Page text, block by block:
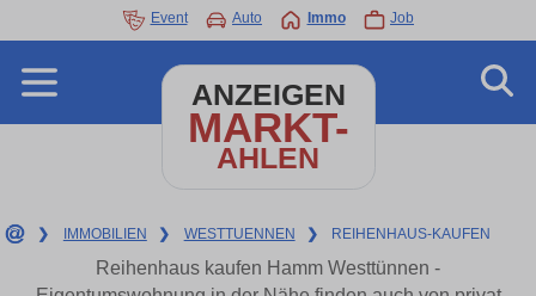
Event Auto Immo Job
ANZEIGEN
MARKT-
AHLEN
❯ IMMOBILIEN ❯ WESTTUENNEN ❯ REIHENHAUS-KAUFEN
Reihenhaus kaufen Hamm Westtünnen -